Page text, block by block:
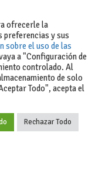
+34 627 35
ofrecerle la
preferencias y sus
sobre el uso de las
a "Configuración de
controlado. Al
de solo
Todo", acepta el
Rechazar Todo